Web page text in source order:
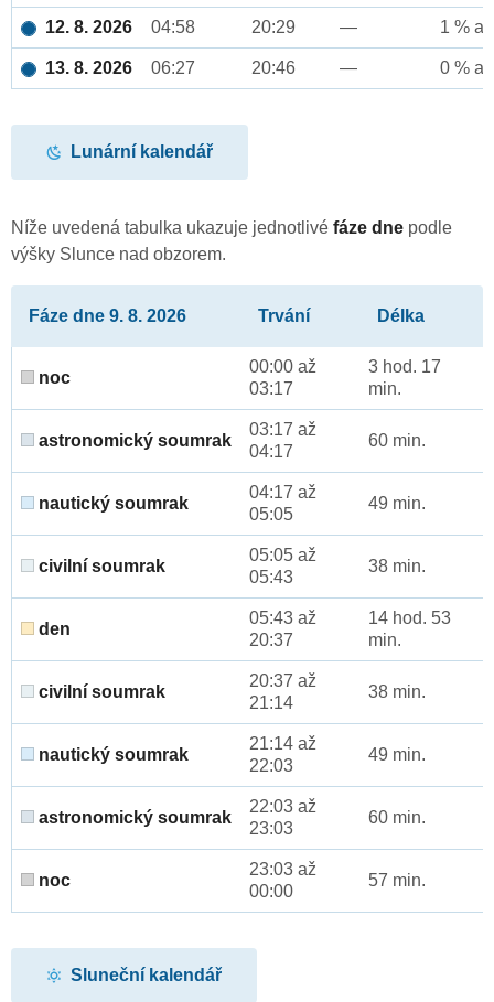
12. 8. 2026 04:58 20:29 — 1 %
13. 8. 2026 06:27 20:46 — 0 %
Lunární kalendář
Níže uvedená tabulka ukazuje jednotlivé fáze dne podle
výšky Slunce nad obzorem.
Fáze dne 9. 8. 2026 Trvání Délka
noc
00:00 až
03:17
3 hod. 17
min.
astronomický soumrak
03:17 až
04:17
60 min.
nautický soumrak
04:17 až
05:05
49 min.
civilní soumrak
05:05 až
05:43
38 min.
den
05:43 až
20:37
14 hod. 53
min.
civilní soumrak
20:37 až
21:14
38 min.
nautický soumrak
21:14 až
22:03
49 min.
astronomický soumrak
22:03 až
23:03
60 min.
noc
23:03 až
00:00
57 min.
Sluneční kalendář